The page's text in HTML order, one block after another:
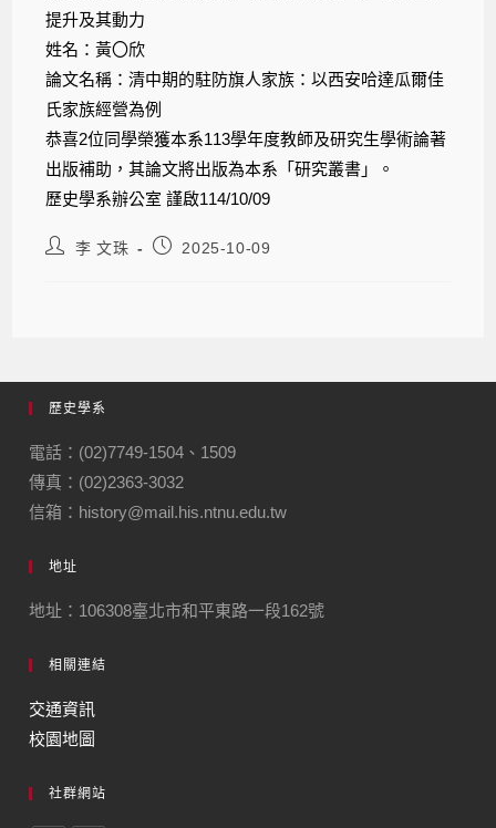
提升及其動力
姓名：黃〇欣
論文名稱：清中期的駐防旗人家族：以西安哈達瓜爾佳
氏家族經營為例
恭喜2位同學榮獲本系113學年度教師及研究生學術論著
出版補助，其論文將出版為本系「研究叢書」。
歷史學系辦公室 謹啟114/10/09
李 文珠 2025-10-09
歷史學系
電話：(02)7749-1504、1509
傳真：(02)2363-3032
信箱：history@mail.his.ntnu.edu.tw
地址
地址：106308臺北市和平東路一段162號
相關連結
交通資訊
校園地圖
社群網站